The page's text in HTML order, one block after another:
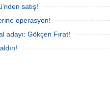
satış!
operasyon!
adayı: Gökçen Fırat!